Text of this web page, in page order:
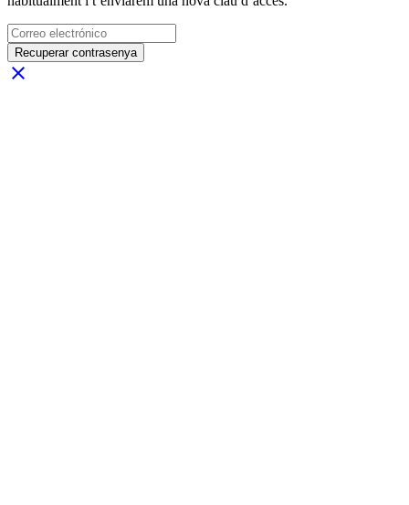
Recuperar contrasenya
close